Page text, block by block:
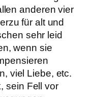
anderen vier
für alt und
sehr leid
wenn sie
viel Liebe, etc.
sein Fell vor